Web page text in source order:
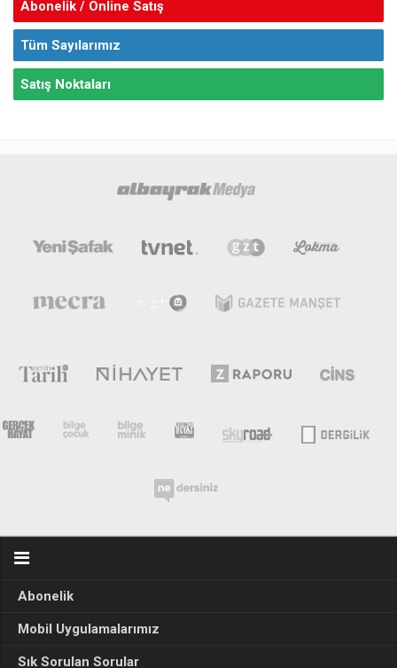
Abonelik / Online Satış
Tüm Sayılarımız
Satış Noktaları
Abonelik
Mobil Uygulamalarımız
Sık Sorulan Sorular